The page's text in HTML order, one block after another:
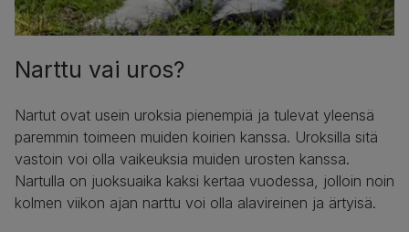
Narttu vai uros?
Nartut ovat usein uroksia pienempiä ja tulevat yleensä
paremmin toimeen muiden koirien kanssa. Uroksilla sitä
vastoin voi olla vaikeuksia muiden urosten kanssa.
Nartulla on juoksuaika kaksi kertaa vuodessa, jolloin noin
kolmen viikon ajan narttu voi olla alavireinen ja ärtyisä.